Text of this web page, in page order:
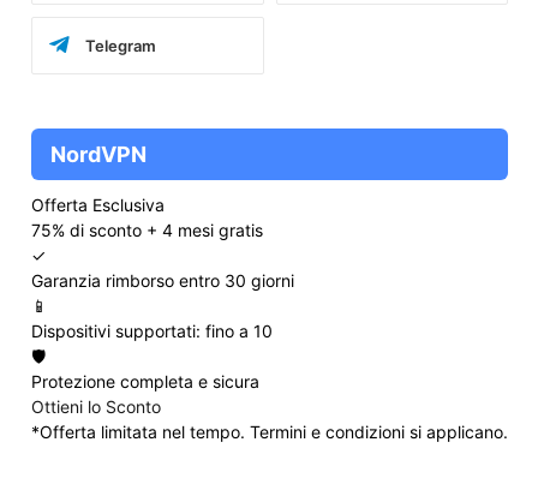
Telegram
NordVPN
Offerta Esclusiva
75% di sconto + 4 mesi gratis
✓
Garanzia rimborso entro 30 giorni
📱
Dispositivi supportati: fino a 10
🛡️
Protezione completa e sicura
Ottieni lo Sconto
*Offerta limitata nel tempo. Termini e condizioni si applicano.